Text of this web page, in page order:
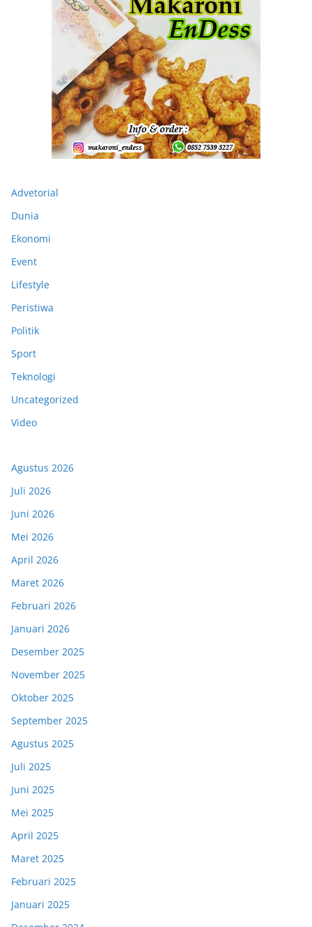
Advetorial
Dunia
Ekonomi
Event
Lifestyle
Peristiwa
Politik
Sport
Teknologi
Uncategorized
Video
Agustus 2026
Juli 2026
Juni 2026
Mei 2026
April 2026
Maret 2026
Februari 2026
Januari 2026
Desember 2025
November 2025
Oktober 2025
September 2025
Agustus 2025
Juli 2025
Juni 2025
Mei 2025
April 2025
Maret 2025
Februari 2025
Januari 2025